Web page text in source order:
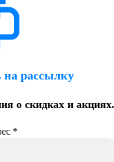
рассылку
о скидках и акциях.
*